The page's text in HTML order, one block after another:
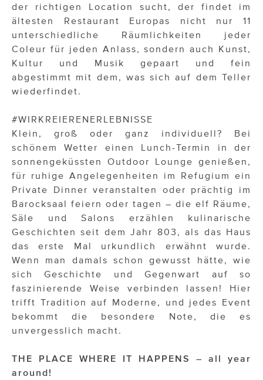
der richtigen Location sucht, der findet im
ältesten Restaurant Europas nicht nur 11
unterschiedliche Räumlichkeiten jeder
Coleur für jeden Anlass, sondern auch Kunst,
Kultur und Musik gepaart und fein
abgestimmt mit dem, was sich auf dem Teller
wiederfindet.
#WIRKREIERENERLEBNISSE
Klein, groß oder ganz individuell? Bei
schönem Wetter einen Lunch-Termin in der
sonnengeküssten Outdoor Lounge genießen,
für ruhige Angelegenheiten im Refugium ein
Private Dinner veranstalten oder prächtig im
Barocksaal feiern oder tagen – die elf Räume,
Säle und Salons erzählen kulinarische
Geschichten seit dem Jahr 803, als das Haus
das erste Mal urkundlich erwähnt wurde.
Wenn man damals schon gewusst hätte, wie
sich Geschichte und Gegenwart auf so
faszinierende Weise verbinden lassen! Hier
trifft Tradition auf Moderne, und jedes Event
bekommt die besondere Note, die es
unvergesslich macht.
THE PLACE WHERE IT HAPPENS – all year
around!